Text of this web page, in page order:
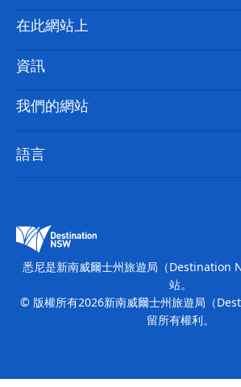
喳
喳
聯絡我們
免責聲明
隱私
Cookie 通知
在此網站上
目的地
要做的事情
新南威爾斯州公路旅行
活動
住宿
資訊
旅行資訊
無障礙悉尼
列出您的業務
我們的網站
新南威爾士州旅遊局（Destination
繽紛悉尼燈光音樂節
語言
悉尼是新南威爾士州旅遊局（Destination
站。
© 版權所有2026新南威爾士州旅遊局（
留所有權利。